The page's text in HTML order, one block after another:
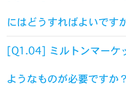
にはどうすればよいです
[Q1.04] ミルトンマーケ
ようなものが必要ですか？